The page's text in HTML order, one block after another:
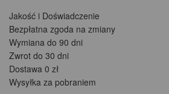
Jakość i Doświadczenie
Bezpłatna zgoda na zmiany
Wymiana do 90 dni
Zwrot do 30 dni
Dostawa 0 zł
Wysyłka za pobraniem